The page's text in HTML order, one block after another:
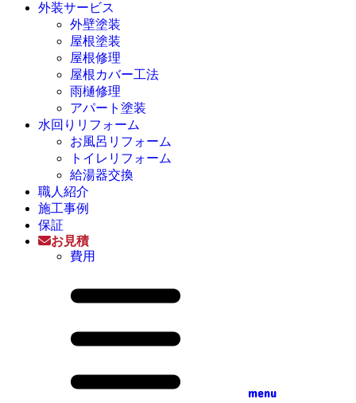
外装サービス
外壁塗装
屋根塗装
屋根修理
屋根カバー工法
雨樋修理
アパート塗装
水回りリフォーム
お風呂リフォーム
トイレリフォーム
給湯器交換
職人紹介
施工事例
保証
お見積
費用
menu